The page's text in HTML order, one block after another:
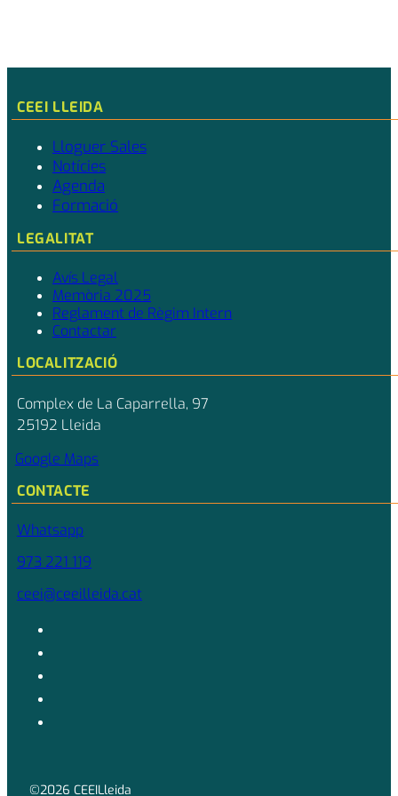
CEEI LLEIDA
Lloguer Sales
Notícies
Agenda
Formació
LEGALITAT
Avís Legal
Memòria 2025
Reglament de Règim Intern
Contactar
LOCALITZACIÓ
Complex de La Caparrella, 97
25192 Lleida
Google Maps
CONTACTE
Whatsapp
973 221 119
ceei@ceeilleida.cat
©2026 CEEILleida